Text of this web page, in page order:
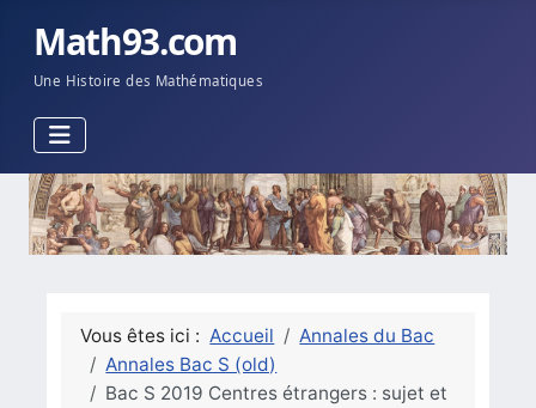
Math93.com
Une Histoire des Mathématiques
Vous êtes ici : Accueil
Annales du Bac
Annales Bac S (old)
Bac S 2019 Centres étrangers : sujet et